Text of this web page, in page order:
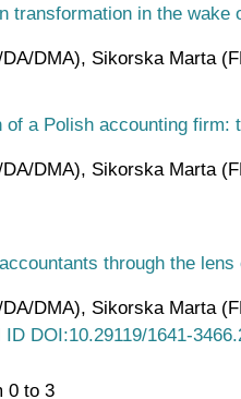
transformation in the
DMA), Sikorska Marta
of a Polish accounting
DMA), Sikorska Marta
through the
DMA), Sikorska Marta
DOI:10.29119/1641-
0 to 3